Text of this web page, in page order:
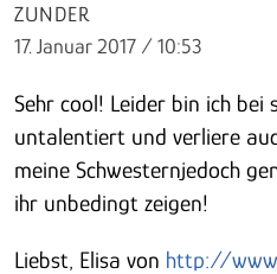
ZUNDER
17. Januar 2017 / 10:53
Sehr cool! Leider bin ich bei
untalentiert und verliere
meine Schwesternjedoch
ihr unbedingt zeigen!
Liebst, Elisa von http://